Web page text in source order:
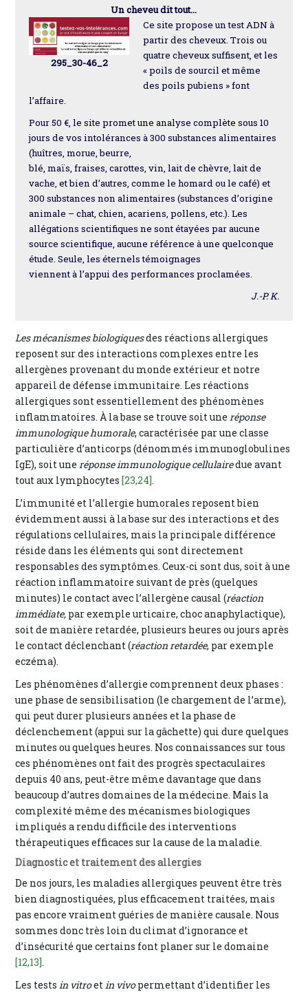
Un cheveu dit tout...
295_30-46_2
Ce site propose un test ADN à
partir des cheveux. Trois ou
quatre cheveux suffisent, et les
« poils de sourcil et même
des poils pubiens » font
l’affaire.
Pour 50 €, le site promet une analyse complète sous 10
jours de vos intolérances à 300 substances alimentaires
(huîtres, morue, beurre,
blé, maïs, fraises, carottes, vin, lait de chèvre, lait de
vache, et bien d’autres, comme le homard ou le café) et
300 substances non alimentaires (substances d’origine
animale – chat, chien, acariens, pollens, etc.). Les
allégations scientifiques ne sont étayées par aucune
source scientifique, aucune référence à une quelconque
étude. Seule, les éternels témoignages
viennent à l’appui des performances proclamées.
J.-P. K.
Les mécanismes biologiquesdes réactions allergiques
reposent sur des interactions complexes entre les
allergènes provenant du monde extérieur et notre
appareil de défense immunitaire. Les réactions
allergiques sont essentiellement des phénomènes
inflammatoires. À la base se trouve soit uneréponse
immunologique humorale, caractérisée par une classe
particulière d’anticorps (dénommés immunoglobulines
IgE), soit uneréponse immunologique cellulairedue avant
tout aux lymphocytes[23,24].
L’immunité et l’allergie humorales reposent bien
évidemment aussi à la base sur des interactions et des
régulations cellulaires, mais la principale différence
réside dans les éléments qui sont directement
responsables des symptômes. Ceux-ci sont dus, soit à une
réaction inflammatoire suivant de près (quelques
minutes) le contact avec l’allergène causal (réaction
immédiate, par exemple urticaire, choc anaphylactique),
soit de manière retardée, plusieurs heures ou jours après
le contact déclenchant (réaction retardée, par exemple
eczéma).
Les phénomènes d’allergie comprennent deux phases :
une phase de sensibilisation (le chargement de l’arme),
qui peut durer plusieurs années et la phase de
déclenchement (appui sur la gâchette) qui dure quelques
minutes ou quelques heures. Nos connaissances sur tous
ces phénomènes ont fait des progrès spectaculaires
depuis 40 ans, peut-être même davantage que dans
beaucoup d’autres domaines de la médecine. Mais la
complexité même des mécanismes biologiques
impliqués a rendu difficile des interventions
thérapeutiques efficaces sur la cause de la maladie.
Diagnostic et traitement des allergies
De nos jours, les maladies allergiques peuvent être très
bien diagnostiquées, plus efficacement traitées, mais
pas encore vraiment guéries de manière causale. Nous
sommes donc très loin du climat d’ignorance et
d’insécurité que certains font planer sur le domaine
[12,13].
Les testsin vitroetin vivopermettant d’identifier les